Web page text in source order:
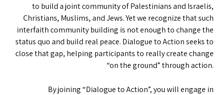
to build a joint community of Palestinians and Israelis,
Christians, Muslims, and Jews. Yet we recognize that such
interfaith community building is not enough to change the
status quo and build real peace. Dialogue to Action seeks to
close that gap, helping participants to really create change
“on the ground” through action.
By joining “Dialogue to Action”, you will engage in